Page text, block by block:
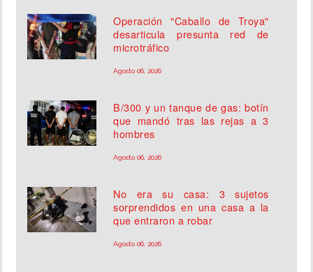
Operación "Caballo de Troya"
desarticula presunta red de
microtráfico
Agosto 06, 2026
B/300 y un tanque de gas: botín
que mandó tras las rejas a 3
hombres
Agosto 06, 2026
No era su casa: 3 sujetos
sorprendidos en una casa a la
que entraron a robar
Agosto 06, 2026